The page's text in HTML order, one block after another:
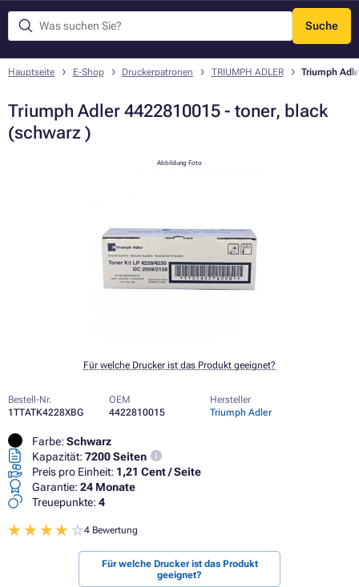
Suche
Menü
Hauptseite E-Shop Druckerpatronen TRIUMPH ADLER Triumph
Triumph Adler 4422810015 - toner, black
(schwarz )
Abbildung Foto
Für welche Drucker ist das Produkt geeignet?
Bestell-Nr.
1TTATK4228XBG
OEM
4422810015
Hersteller
Triumph Adler
Farbe: Schwarz
Kapazität: 7200 Seiten
Preis pro Einheit: 1,21 Cent / Seite
Garantie: 24 Monate
Treuepunkte: 4
4 Bewertung
Für welche Drucker ist das Produkt
geeignet?